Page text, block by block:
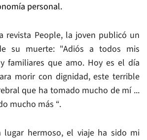
personal.
revista People, la joven publicó un
su muerte: "Adiós a todos mis
familiares que amo. Hoy es el día
morir con dignidad, este terrible
que ha tomado mucho de mí ...
mucho más “.
hermoso, el viaje ha sido mi